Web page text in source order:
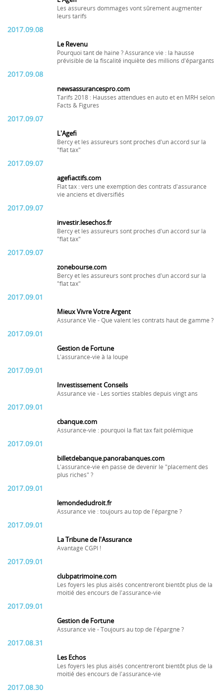
Les assureurs dommages vont sûrement augmenter
leurs tarifs
2017.09.08
Le Revenu
Pourquoi tant de haine ? Assurance vie : la hausse
prévisible de la fiscalité inquiète des millions d'épargants
2017.09.08
newsassurancespro.com
Tarifs 2018 : Hausses attendues en auto et en MRH selon
Facts & Figures
2017.09.07
L'Agefi
Bercy et les assureurs sont proches d'un accord sur la
"flat tax"
2017.09.07
agefiactifs.com
Flat tax : vers une exemption des contrats d'assurance
vie anciens et diversifiés
2017.09.07
investir.lesechos.fr
Bercy et les assureurs sont proches d'un accord sur la
"flat tax"
2017.09.07
zonebourse.com
Bercy et les assureurs sont proches d'un accord sur la
"flat tax"
2017.09.01
Mieux Vivre Votre Argent
Assurance Vie - Que valent les contrats haut de gamme ?
2017.09.01
Gestion de Fortune
L'assurance-vie à la loupe
2017.09.01
Investissement Conseils
Assurance vie - Les sorties stables depuis vingt ans
2017.09.01
cbanque.com
Assurance-vie : pourquoi la flat tax fait polémique
2017.09.01
billetdebanque.panorabanques.com
L'assurance-vie en passe de devenir le "placement des
plus riches" ?
2017.09.01
lemondedudroit.fr
Assurance vie : toujours au top de l'épargne ?
2017.09.01
La Tribune de l'Assurance
Avantage CGPI !
2017.09.01
clubpatrimoine.com
Les foyers les plus aisés concentreront bientôt plus de la
moitié des encours de l'assurance-vie
2017.09.01
Gestion de Fortune
Assurance vie - Toujours au top de l'épargne ?
2017.08.31
Les Echos
Les foyers les plus aisés concentreront bientôt plus de la
moitié des encours de l'assurance-vie
2017.08.30